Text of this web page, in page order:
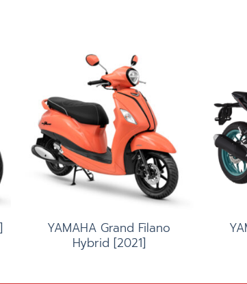
Add to
wishlist
YAMAHA Grand Filano
Hybrid [2021]